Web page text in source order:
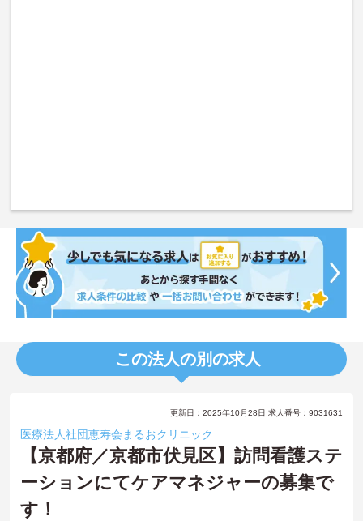
この法人の別の求人
更新日：2025年10月28日 求人番号：9031631
医療法人社団恵寿会まるおクリニック
【京都府／京都市伏見区】訪問看護ステ
ーションにてケアマネジャーの募集で
す！